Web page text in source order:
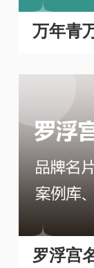
万年青
PP开发
罗浮宫